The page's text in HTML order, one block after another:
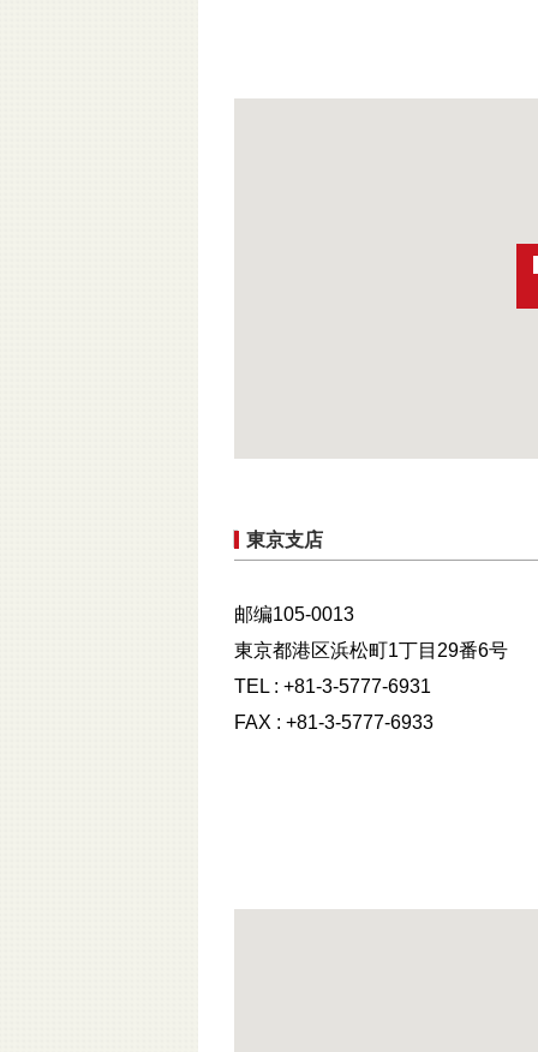
東京支店
邮编105-0013
東京都港区浜松町1丁目29番6号
TEL : +81-3-5777-6931
FAX : +81-3-5777-6933